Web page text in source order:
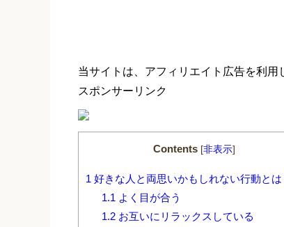
当サイトは、アフィリエイト広告を利用
スポンサーリンク
Contents [非表示]
1 好きな人と両思いかもしれない行動とは
1.1 よく目が合う
1.2お互いにリラックスしている